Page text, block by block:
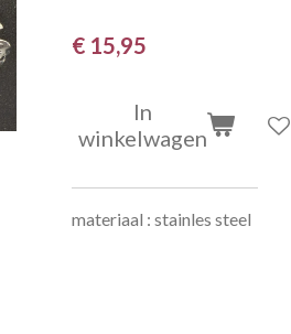
€ 15,95
In
winkelwagen
materiaal : stainles steel